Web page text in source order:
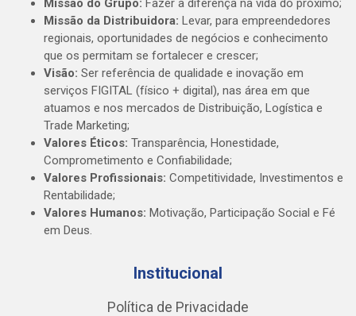
Missão do Grupo: Fazer a diferença na vida do próximo;
Missão da Distribuidora: Levar, para empreendedores
regionais, oportunidades de negócios e conhecimento
que os permitam se fortalecer e crescer;
Visão: Ser referência de qualidade e inovação em
serviços FIGITAL (físico + digital), nas área em que
atuamos e nos mercados de Distribuição, Logística e
Trade Marketing;
Valores Éticos: Transparência, Honestidade,
Comprometimento e Confiabilidade;
Valores Profissionais: Competitividade, Investimentos e
Rentabilidade;
Valores Humanos: Motivação, Participação Social e Fé
em Deus.
Institucional
Política de Privacidade